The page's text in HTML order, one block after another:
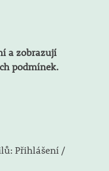
a zobrazují
podmínek.
Přihlášení /